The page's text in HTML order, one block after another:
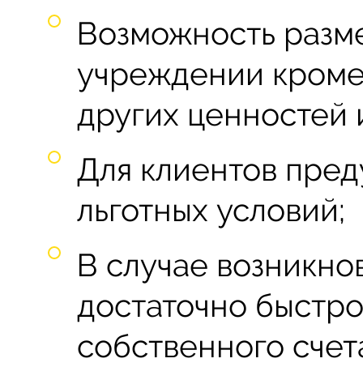
Возможность
учреждении
других ценностей
Для клиентов
льготных условий;
В случае
достаточно
собственного